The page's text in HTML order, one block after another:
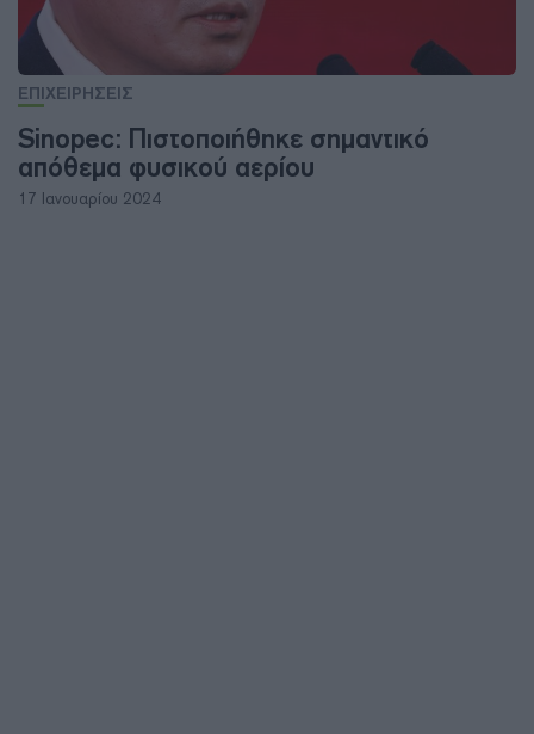
ΕΠΙΧΕΙΡΗΣΕΙΣ
Sinopec: Πιστοποιήθηκε σημαντικό
απόθεμα φυσικού αερίου
17 Ιανουαρίου 2024